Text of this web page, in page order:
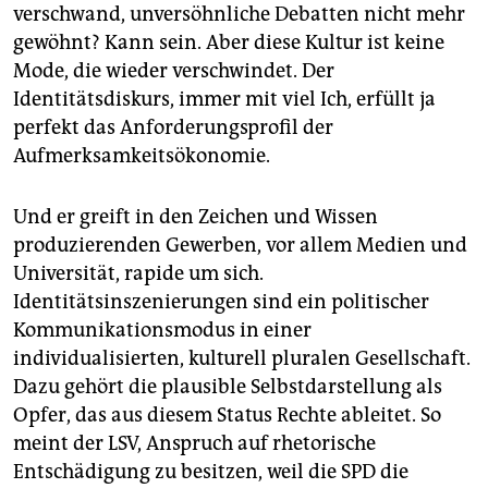
verschwand, unversöhnliche Debatten nicht mehr
gewöhnt? Kann sein. Aber diese Kultur ist keine
Mode, die wieder verschwindet. Der
Identitätsdiskurs, immer mit viel Ich, erfüllt ja
perfekt das Anforderungsprofil der
Aufmerksamkeitsökonomie.
Und er greift in den Zeichen und Wissen
produzierenden Gewerben, vor allem Medien und
Universität, rapide um sich.
Identitätsinszenierungen sind ein politischer
Kommunikationsmodus in einer
individualisierten, kulturell pluralen Gesellschaft.
Dazu gehört die plausible Selbstdarstellung als
Opfer, das aus diesem Status Rechte ableitet. So
meint der LSV, Anspruch auf rhetorische
Entschädigung zu besitzen, weil die SPD die